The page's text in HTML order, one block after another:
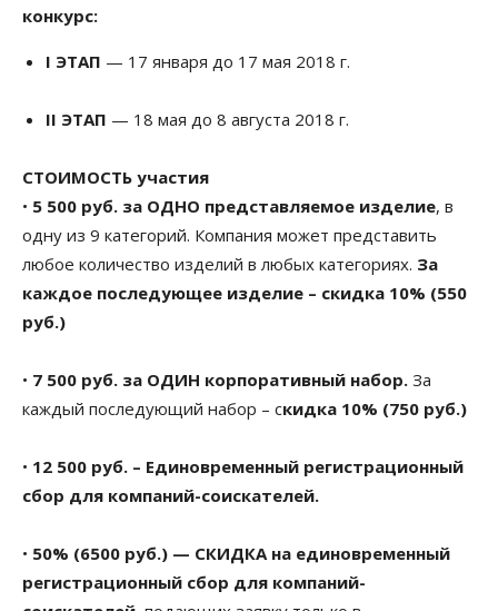
конкурс:
I ЭТАП — 17 января до 17 мая 2018 г.
II ЭТАП — 18 мая до 8 августа 2018 г.
СТОИМОСТЬ участия
• 5 500 руб. за ОДНО представляемое изделие, в
одну из 9 категорий. Компания может представить
любое количество изделий в любых категориях. За
каждое последующее изделие – скидка 10% (550
руб.)
• 7 500 руб. за ОДИН корпоративный набор. За
каждый последующий набор – скидка 10% (750 руб.)
• 12 500 руб. – Единовременный регистрационный
сбор для компаний-соискателей.
• 50% (6500 руб.) — СКИДКА на единовременный
регистрационный сбор для компаний-